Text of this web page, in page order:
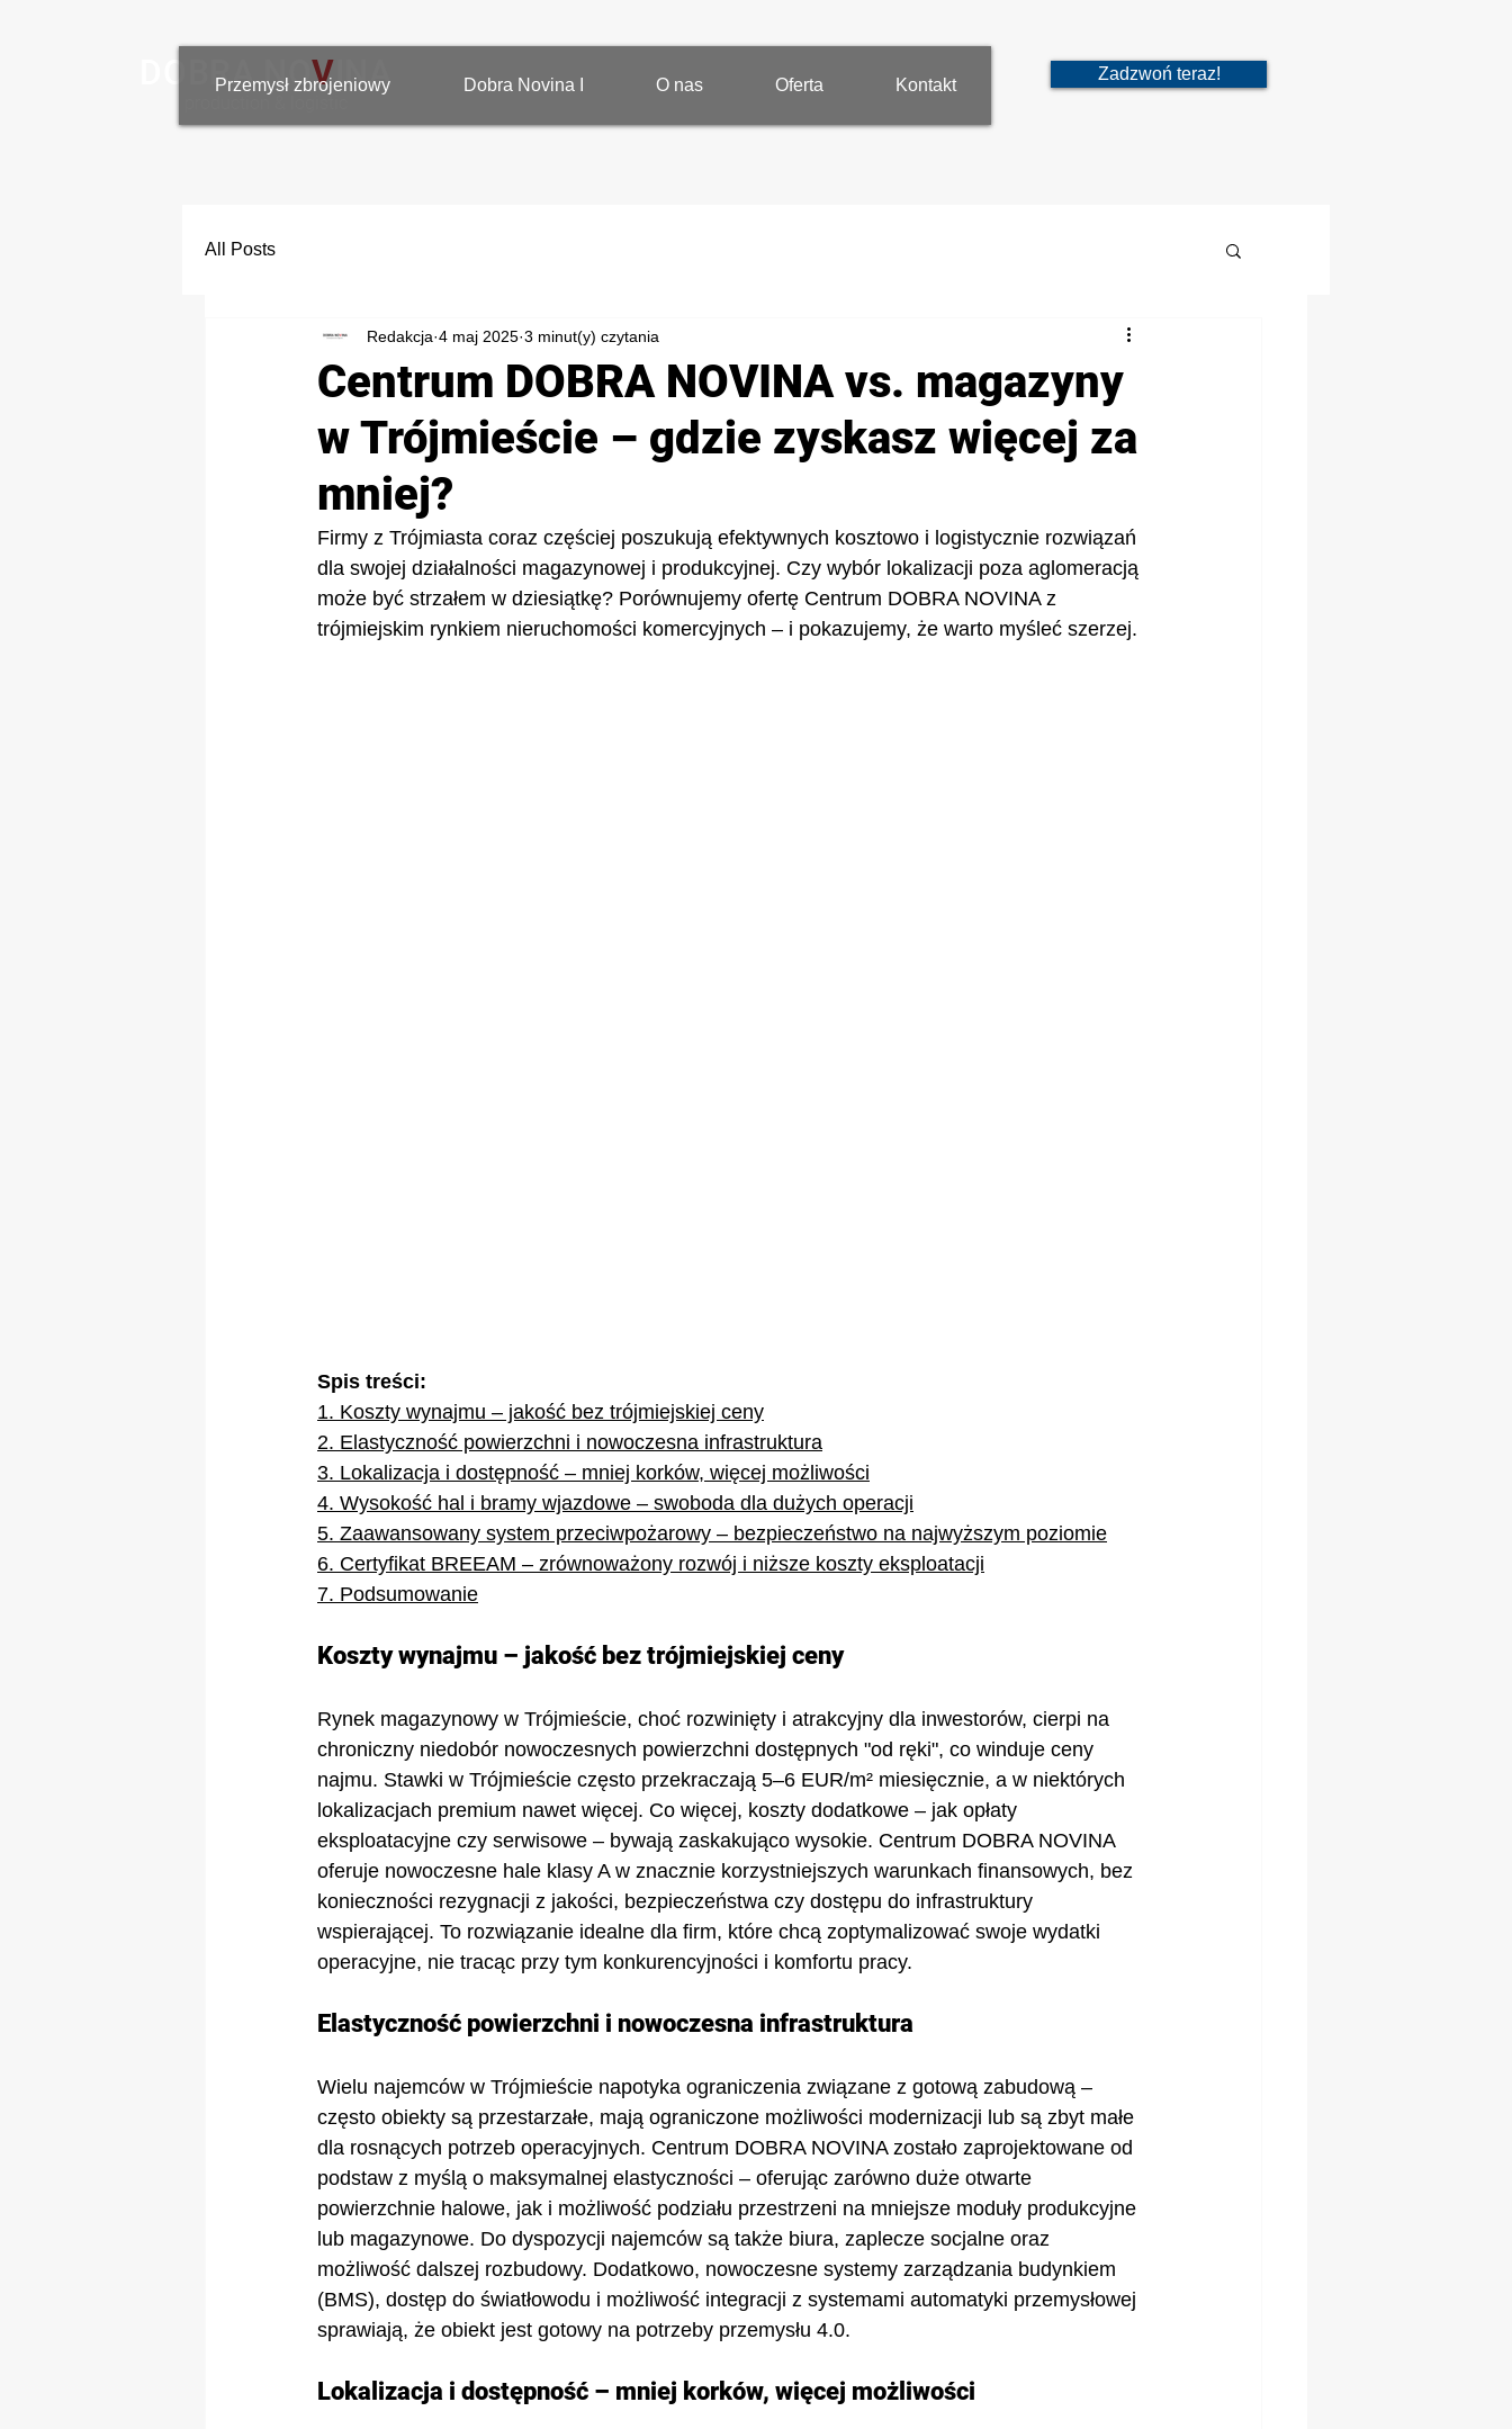
DOBRA NOVINA
Przemysł zbrojeniowy Dobra Novina I O nas Oferta Kontakt
Zadzwoń teraz!
All Posts
Centrum DOBRA NOVINA vs. magazyny
w Trójmieście – gdzie zyskasz więcej za
mniej?
Redakcja 4 maj 2025 3 minut(y) czytania
Firmy z Trójmiasta coraz częściej poszukują efektywnych kosztowo i logistycznie rozwiązań
dla swojej działalności magazynowej i produkcyjnej. Czy wybór lokalizacji poza aglomeracją
może być strzałem w dziesiątkę? Porównujemy ofertę Centrum DOBRA NOVINA z
trójmiejskim rynkiem nieruchomości komercyjnych – i pokazujemy, że warto myśleć szerzej.
Spis treści:
1. Koszty wynajmu – jakość bez trójmiejskiej ceny
2. Elastyczność powierzchni i nowoczesna infrastruktura
3. Lokalizacja i dostępność – mniej korków, więcej możliwości
4. Wysokość hal i bramy wjazdowe – swoboda dla dużych operacji
5. Zaawansowany system przeciwpożarowy – bezpieczeństwo na najwyższym poziomie
6. Certyfikat BREEAM – zrównoważony rozwój i niższe koszty eksploatacji
7. Podsumowanie
Koszty wynajmu – jakość bez trójmiejskiej ceny
Rynek magazynowy w Trójmieście, choć rozwinięty i atrakcyjny dla inwestorów, cierpi na
chroniczny niedobór nowoczesnych powierzchni dostępnych "od ręki", co winduje ceny
najmu. Stawki w Trójmieście często przekraczają 5–6 EUR/m² miesięcznie, a w niektórych
lokalizacjach premium nawet więcej. Co więcej, koszty dodatkowe – jak opłaty
eksploatacyjne czy serwisowe – bywają zaskakująco wysokie. Centrum DOBRA NOVINA
oferuje nowoczesne hale klasy A w znacznie korzystniejszych warunkach finansowych, bez
konieczności rezygnacji z jakości, bezpieczeństwa czy dostępu do infrastruktury
wspierającej. To rozwiązanie idealne dla firm, które chcą zoptymalizować swoje wydatki
operacyjne, nie tracąc przy tym konkurencyjności i komfortu pracy.
Elastyczność powierzchni i nowoczesna infrastruktura
Wielu najemców w Trójmieście napotyka ograniczenia związane z gotową zabudową –
często obiekty są przestarzałe, mają ograniczone możliwości modernizacji lub są zbyt małe
dla rosnących potrzeb operacyjnych. Centrum DOBRA NOVINA zostało zaprojektowane od
podstaw z myślą o maksymalnej elastyczności – oferując zarówno duże otwarte
powierzchnie halowe, jak i możliwość podziału przestrzeni na mniejsze moduły produkcyjne
lub magazynowe. Do dyspozycji najemców są także biura, zaplecze socjalne oraz
możliwość dalszej rozbudowy. Dodatkowo, nowoczesne systemy zarządzania budynkiem
(BMS), dostęp do światłowodu i możliwość integracji z systemami automatyki przemysłowej
sprawiają, że obiekt jest gotowy na potrzeby przemysłu 4.0.
Lokalizacja i dostępność – mniej korków, więcej możliwości